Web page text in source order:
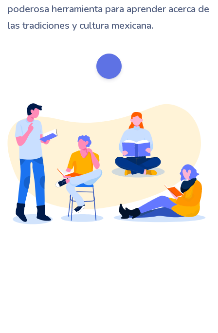
poderosa herramienta para aprender acerca de
las tradiciones y cultura mexicana.